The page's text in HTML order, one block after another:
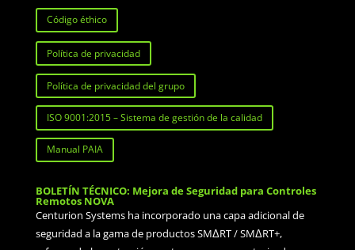
Código éthico
Política de privacidad
Política de privacidad del grupo
ISO 9001:2015 – Sistema de gestión de la calidad
Manual PAIA
BOLETÍN TÉCNICO: Mejora de Seguridad para Controles
Remotos NOVA
Centurion Systems ha incorporado una capa adicional de
seguridad a la gama de productos SMΔRT / SMΔRT+,